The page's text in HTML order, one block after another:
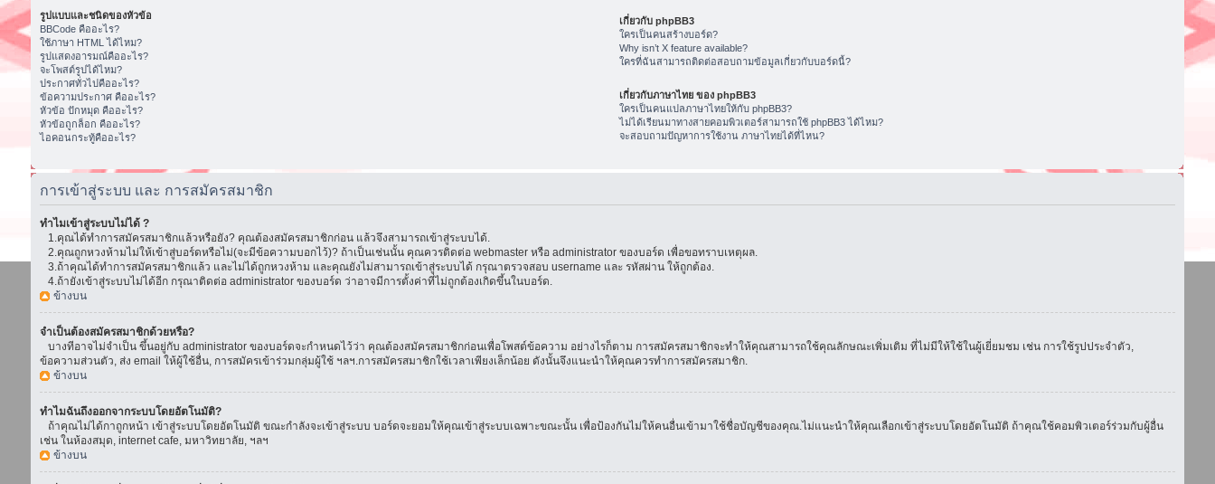
รูปแบบและชนิดของหัวข้อ
BBCode คืออะไร?
ใช้ภาษา HTML ได้ไหม?
รูปแสดงอารมณ์คืออะไร?
จะโพสต์รูปได้ไหม?
ประกาศทั่วไปคืออะไร?
ข้อความประกาศ คืออะไร?
หัวข้อ ปักหมุด คืออะไร?
หัวข้อถูกล็อก คืออะไร?
ไอคอนกระทู้คืออะไร?
เกี่ยวกับ phpBB3
ใครเป็นคนสร้างบอร์ด?
Why isn’t X feature available?
ใครที่ฉันสามารถติดต่อสอบถามข้อมูลเกี่ยวกับบอร์ดนี้?
เกี่ยวกับภาษาไทย ของ phpBB3
ใครเป็นคนแปลภาษาไทยให้กับ phpBB3?
ไม่ได้เรียนมาทางสายคอมพิวเตอร์สามารถใช้ phpBB3 ได้ไหม?
จะสอบถามปัญหาการใช้งาน ภาษาไทยได้ที่ไหน?
การเข้าสู่ระบบ และ การสมัครสมาชิก
ทำไมเข้าสู่ระบบไม่ได้ ?
1.คุณได้ทำการสมัครสมาชิกแล้วหรือยัง? คุณต้องสมัครสมาชิกก่อน แล้วจึงสามารถเข้าสู่ระบบได้.
2.คุณถูกหวงห้ามไม่ให้เข้าสู่บอร์ดหรือไม่(จะมีข้อความบอกไว้)? ถ้าเป็นเช่นนั้น คุณควรติดต่อ webmaster หรือ administrator ของบอร์ด เพื่อขอทราบเหตุผล.
3.ถ้าคุณได้ทำการสมัครสมาชิกแล้ว และไม่ได้ถูกหวงห้าม และคุณยังไม่สามารถเข้าสู่ระบบได้ กรุณาตรวจสอบ username และ รหัสผ่าน ให้ถูกต้อง.
4.ถ้ายังเข้าสู่ระบบไม่ได้อีก กรุณาติดต่อ administrator ของบอร์ด ว่าอาจมีการตั้งค่าที่ไม่ถูกต้องเกิดขึ้นในบอร์ด.
ข้างบน
จำเป็นต้องสมัครสมาชิกด้วยหรือ?
บางทีอาจไม่จำเป็น ขึ้นอยู่กับ administrator ของบอร์ดจะกำหนดไว้ว่า คุณต้องสมัครสมาชิกก่อนเพื่อโพสต์ข้อความ อย่างไรก็ตาม การสมัครสมาชิกจะทำให้คุณสามารถใช้คุณลักษณะเพิ่มเติม ที่ไม่มีให้ใช้ในผู้เยี่ยมชม เช่น การใช้รูปประจำตัว,
ข้อความส่วนตัว, ส่ง email ให้ผู้ใช้อื่น, การสมัครเข้าร่วมกลุ่มผู้ใช้ ฯลฯ.การสมัครสมาชิกใช้เวลาเพียงเล็กน้อย ดังนั้นจึงแนะนำให้คุณควรทำการสมัครสมาชิก.
ข้างบน
ทำไมฉันถึงออกจากระบบโดยอัตโนมัติ?
ถ้าคุณไม่ได้กาถูกหน้า เข้าสู่ระบบโดยอัตโนมัติ ขณะกำลังจะเข้าสู่ระบบ บอร์ดจะยอมให้คุณเข้าสู่ระบบเฉพาะขณะนั้น เพื่อป้องกันไม่ให้คนอื่นเข้ามาใช้ชื่อบัญชีของคุณ.ไม่แนะนำให้คุณเลือกเข้าสู่ระบบโดยอัตโนมัติ ถ้าคุณใช้คอมพิวเตอร์ร่วมกับผู้อื่น
เช่น ในห้องสมุด, internet cafe, มหาวิทยาลัย, ฯลฯ
ข้างบน